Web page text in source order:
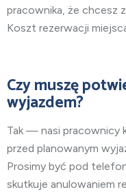
pracownika, że chcesz
Koszt rezerwacji
Czy muszę
wyjazdem?
Tak — nasi pracownicy
przed planowanym
Prosimy być pod
skutkuje anulowaniem